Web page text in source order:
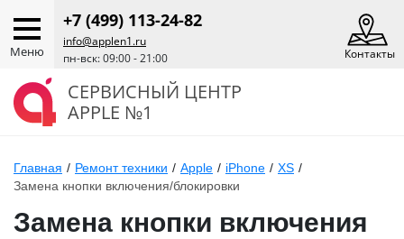
Меню
+7 (499) 113-24-82
info@applen1.ru
пн-вск: 09:00 - 21:00
Контакты
СЕРВИСНЫЙ ЦЕНТР
APPLE №1
Главная / Ремонт техники / Apple / iPhone / XS /
Замена кнопки включения/блокировки
Замена кнопки включения